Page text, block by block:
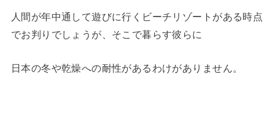
人間が年中通して遊びに行くビーチリゾートがある時点
でお判りでしょうが、そこで暮らす彼らに
日本の冬や乾燥への耐性があるわけがありません。